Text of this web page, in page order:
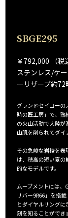
SBGE295
￥792,000 （税
ステンレス/ケ
ーリザーブ約
グランドセイコー
時の匠工房」で、熟
の火山活動で大陸
山肌を削られてダイ
その急峻な岩稜を表
は、穂高の短い夏
的なモデルです。
ムーブメントには、
リバー9R66」を搭
とダイヤルリングに
刻を知ることができ